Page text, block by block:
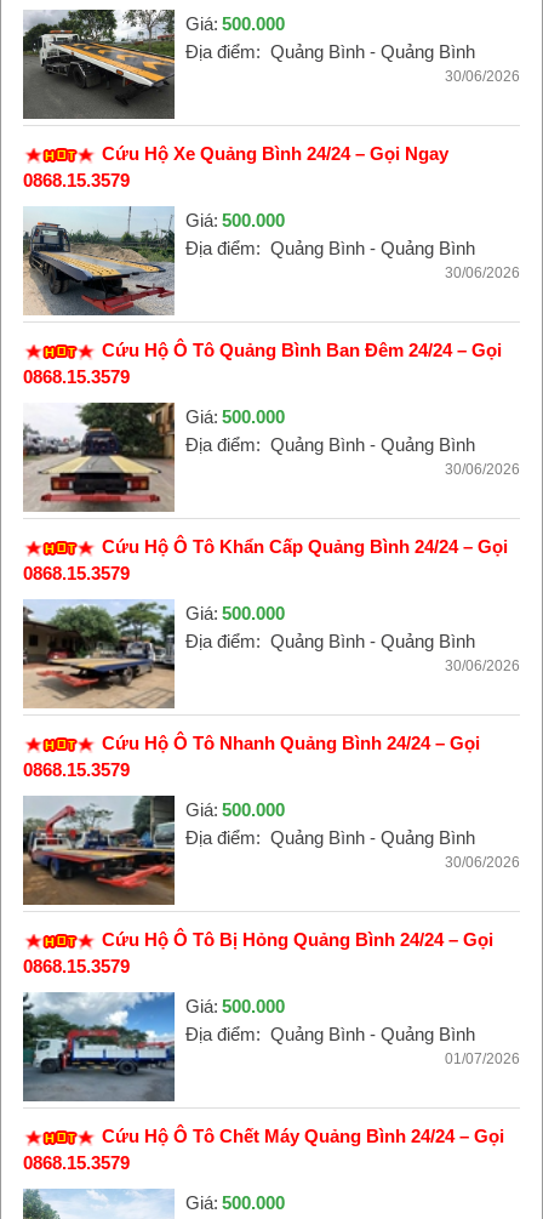
Giá: 500.000
Địa điểm: Quảng Bình - Quảng Bình
30/06/2026
Cứu Hộ Xe Quảng Bình 24/24 – Gọi Ngay
0868.15.3579
Giá: 500.000
Địa điểm: Quảng Bình - Quảng Bình
30/06/2026
Cứu Hộ Ô Tô Quảng Bình Ban Đêm 24/24 – Gọi
0868.15.3579
Giá: 500.000
Địa điểm: Quảng Bình - Quảng Bình
30/06/2026
Cứu Hộ Ô Tô Khẩn Cấp Quảng Bình 24/24 – Gọi
0868.15.3579
Giá: 500.000
Địa điểm: Quảng Bình - Quảng Bình
30/06/2026
Cứu Hộ Ô Tô Nhanh Quảng Bình 24/24 – Gọi
0868.15.3579
Giá: 500.000
Địa điểm: Quảng Bình - Quảng Bình
30/06/2026
Cứu Hộ Ô Tô Bị Hỏng Quảng Bình 24/24 – Gọi
0868.15.3579
Giá: 500.000
Địa điểm: Quảng Bình - Quảng Bình
01/07/2026
Cứu Hộ Ô Tô Chết Máy Quảng Bình 24/24 – Gọi
0868.15.3579
Giá: 500.000